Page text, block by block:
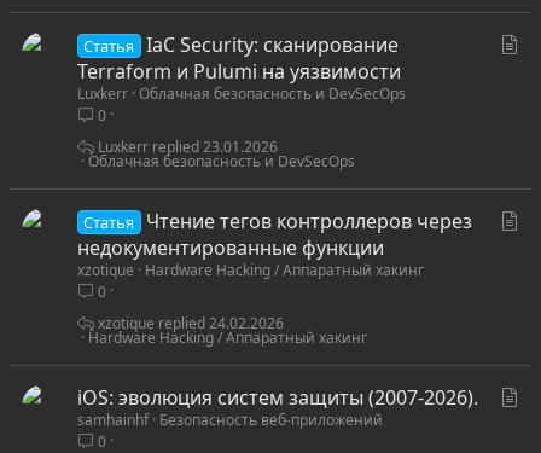
Статья
IaC Security: сканирование
Terraform и Pulumi на уязвимости
Luxkerr Облачная безопасность и DevSecOps
0
Облачная безопасность и DevSecOps
23.01.2026
Luxkerr
Статья
Чтение тегов контроллеров через
недокументированные функции
xzotique
Hardware Hacking / Аппаратный хакинг
0
Hardware Hacking / Аппаратный хакинг
24.02.2026
xzotique
iOS: эволюция систем защиты (2007-2026).
samhainhf Безопасность веб-приложений
0